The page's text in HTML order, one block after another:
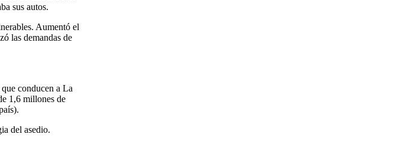
sus autos.
Aumentó el
las demandas de
conducen a La
1,6 millones de
del asedio.